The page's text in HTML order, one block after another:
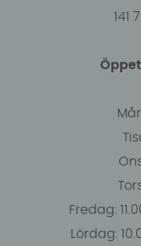
141
Fredag:
Lördag: